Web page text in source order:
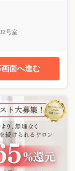
号室
画面へ進む